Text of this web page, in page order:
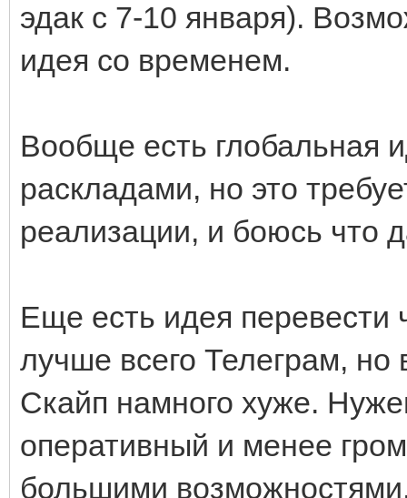
эдак с 7-10 января).
идея со временем.
Вообще есть глобальная
раскладами, но это
реализации, и боюсь что
Еще есть идея
лучше всего Телеграм,
Скайп намного хуже.
оперативный и менее
большими